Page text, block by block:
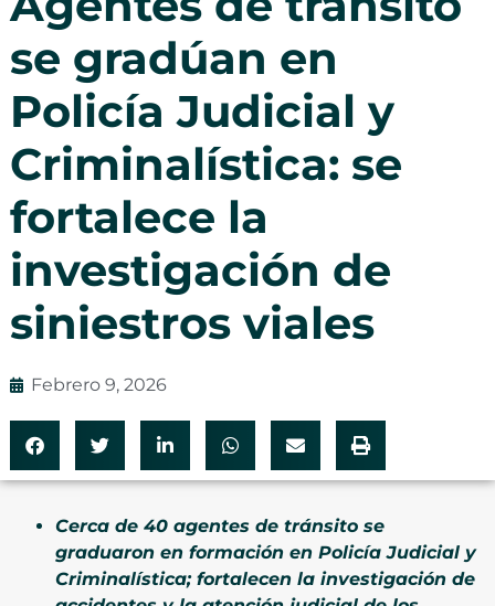
se gradúan en
Policía Judicial y
Criminalística: se
fortalece la
investigación de
siniestros viales
Febrero 9, 2026
Cerca de 40 agentes de tránsito se
graduaron en formación en Policía Judicial y
Criminalística; fortalecen la investigación de